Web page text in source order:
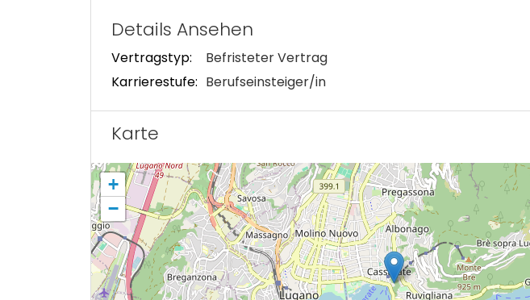
Details Ansehen
Vertragstyp:
Befristeter Vertrag
Karrierestufe: Berufseinsteiger/in
Karte
+
−